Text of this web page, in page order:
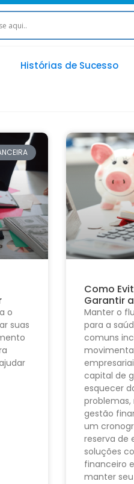
Histórias de Sucesso
o
suas
Como
Garantir
Manter o
para a
comuns
capital de
esquecer
gestão
um
reserva de
soluções
financeiro
manter